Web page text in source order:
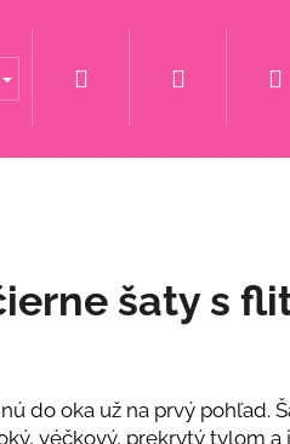
za super cenu
šaty s
do oka už na prvý pohľad.
véčkový, prekrytý tylom a